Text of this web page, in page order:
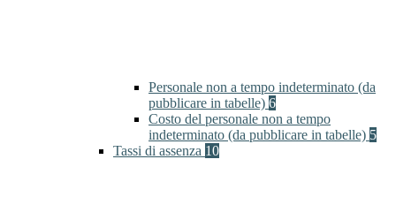
Personale non a tempo indeterminato (da
pubblicare in tabelle) 6
Costo del personale non a tempo
indeterminato (da pubblicare in tabelle) 5
Tassi di assenza 10